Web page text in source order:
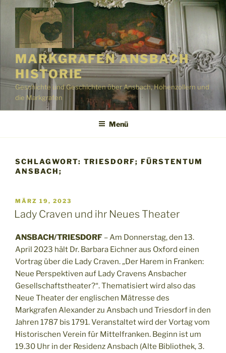
Zum
Inhalt
springen
MARKGRAFEN ANSBACH
HISTORIE
Geschichte und Geschichten über Ansbach, Hohenzollern und
die Markgrafen
Menü
SCHLAGWORT: TRIESDORF; FÜRSTENTUM
ANSBACH;
VERÖFFENTLICHT
AM
MÄRZ 19, 2023
Lady Craven und ihr Neues Theater
ANSBACH/TRIESDORF – Am Donnerstag, den 13.
April 2023 hält Dr. Barbara Eichner aus Oxford einen
Vortrag über die Lady Craven. „Der Harem in Franken:
Neue Perspektiven auf Lady Cravens Ansbacher
Gesellschaftstheater?“. Thematisiert wird also das
Neue Theater der englischen Mätresse des
Markgrafen Alexander zu Ansbach und Triesdorf in den
Jahren 1787 bis 1791. Veranstaltet wird der Vortag vom
Historischen Verein für Mittelfranken. Beginn ist um
19.30 Uhr in der Residenz Ansbach (Alte Bibliothek, 3.